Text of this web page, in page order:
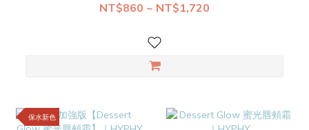
NT$860 ~ NT$1,720
保水新色